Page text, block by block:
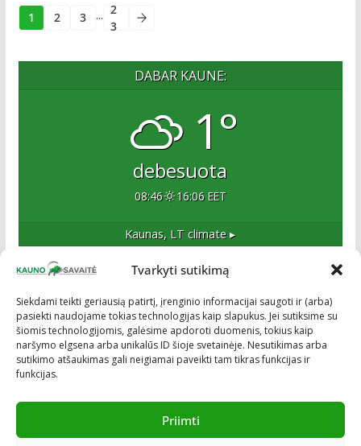
Tvarkyti sutikimą
Siekdami teikti geriausią patirtį, įrenginio informacijai saugoti ir (arba)
pasiekti naudojame tokias technologijas kaip slapukus. Jei sutiksime su
šiomis technologijomis, galėsime apdoroti duomenis, tokius kaip
naršymo elgsena arba unikalūs ID šioje svetainėje. Nesutikimas arba
sutikimo atšaukimas gali neigiamai paveikti tam tikras funkcijas ir
funkcijas.
Priimti
1 2 3 ... 2
3
DABAR KAUNE:
1°
debesuota
08:46 16:06 EET
Kaunas, LT climate ▸
Esame naujas Kaune, tačiau veržlus ir profesionalus
kolektyvas. Ne naujokai žiniasklaidoje. Į Kauną
žengiame tvirtai įsitikinę savo sėkme.